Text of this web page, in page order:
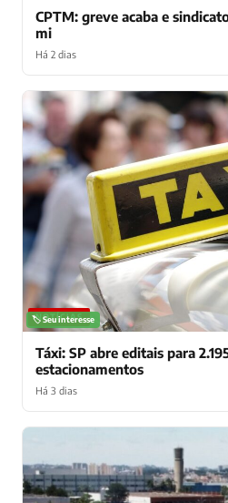
CPTM: greve acaba e
mi
Há 2 dias
NOTÍCIAS
🏷️ Seu interesse
Táxi: SP abre editais para
estacionamentos
Há 3 dias